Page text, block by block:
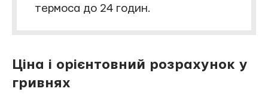
термоса до 24 годин.
Ціна і орієнтовний розрахунок у
гривнях